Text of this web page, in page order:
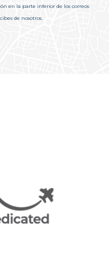
en la parte inferior de los correos
de nosotros.